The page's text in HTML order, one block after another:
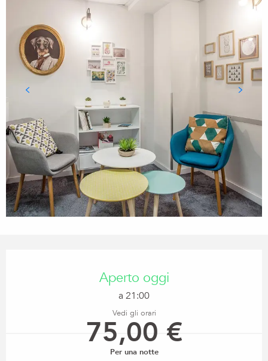
Aperto oggi
a 21:00
Vedi gli orari
75,00 €
Per una notte